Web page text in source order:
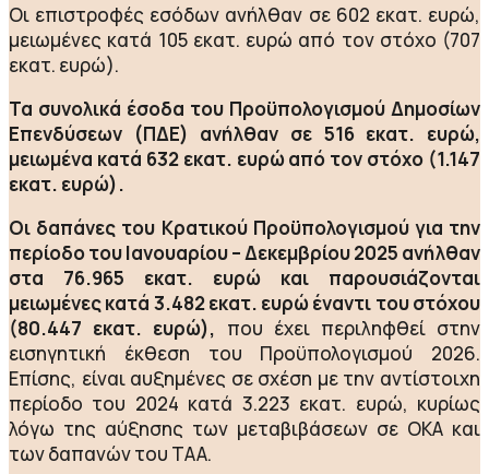
Οι επιστροφές εσόδων ανήλθαν σε 602 εκατ. ευρώ,
μειωμένες κατά 105 εκατ. ευρώ από τον στόχο (707
εκατ. ευρώ).
Τα συνολικά έσοδα του Προϋπολογισμού Δημοσίων
Επενδύσεων (ΠΔΕ) ανήλθαν σε 516 εκατ. ευρώ,
μειωμένα κατά 632 εκατ. ευρώ από τον στόχο (1.147
εκατ. ευρώ).
Οι δαπάνες του Κρατικού Προϋπολογισμού για την
περίοδο του Ιανουαρίου – Δεκεμβρίου 2025 ανήλθαν
στα 76.965 εκατ. ευρώ και παρουσιάζονται
μειωμένες κατά 3.482 εκατ. ευρώ έναντι του στόχου
(80.447 εκατ. ευρώ), που έχει περιληφθεί στην
εισηγητική έκθεση του Προϋπολογισμού 2026.
Επίσης, είναι αυξημένες σε σχέση με την αντίστοιχη
περίοδο του 2024 κατά 3.223 εκατ. ευρώ, κυρίως
λόγω της αύξησης των μεταβιβάσεων σε ΟΚΑ και
των δαπανών του ΤΑΑ.